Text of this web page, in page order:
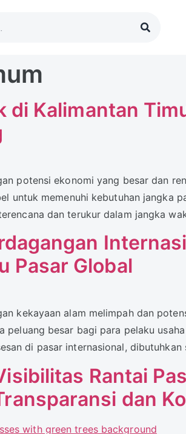
di Kalimantan
potensi ekonomi yang besar dan
untuk memenuhi kebutuhan jangka
dan terukur dalam jangka
Pasar Global
kekayaan alam melimpah dan
peluang besar bagi para pelaku
di pasar internasional,
Rantai
dan